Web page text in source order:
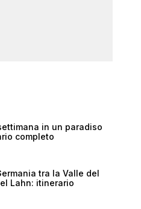
in un paradiso
completo
tra la Valle del
Lahn: itinerario